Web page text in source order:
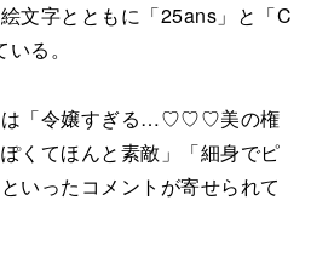
文字とともに「25ans」と「C
る。
は「令嬢すぎる…♡♡♡美の権
くてほんと素敵」「細身でピ
いったコメントが寄せられて